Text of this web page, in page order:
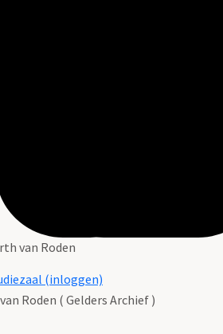
van Roden
(inloggen)
Roden ( Gelders Archief )